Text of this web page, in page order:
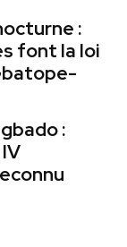
:
font la loi
: